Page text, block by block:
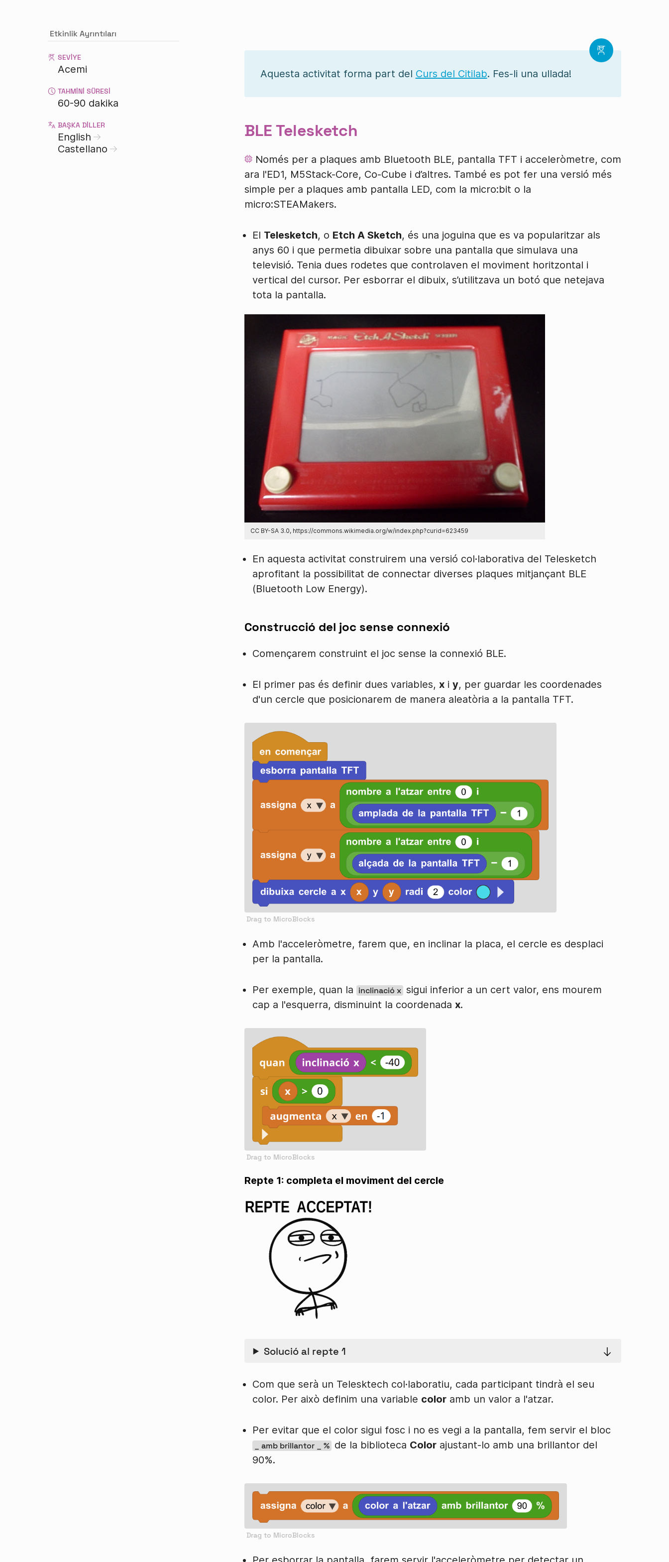
Etkinlik Ayrıntıları
SEVIYE
Acemi
TAHMINI SÜRESI
60-90 dakika
BAŞKA DILLER
English
Castellano
Aquesta activitat forma part del Curs del Citilab. Fes-li una ullada!
BLE Telesketch
Només per a plaques amb Bluetooth BLE, pantalla TFT i acceleròmetre, com
ara l'ED1, M5Stack-Core, Co-Cube i d’altres. També es pot fer una versió més
simple per a plaques amb pantalla LED, com la micro:bit o la
micro:STEAMakers.
El Telesketch, o Etch A Sketch, és una joguina que es va popularitzar als
anys 60 i que permetia dibuixar sobre una pantalla que simulava una
televisió. Tenia dues rodetes que controlaven el moviment horitzontal i
vertical del cursor. Per esborrar el dibuix, s’utilitzava un botó que netejava
tota la pantalla.
CC BY-SA 3.0, https://commons.wikimedia.org/w/index.php?curid=623459
En aquesta activitat construirem una versió col·laborativa del Telesketch
aprofitant la possibilitat de connectar diverses plaques mitjançant BLE
(Bluetooth Low Energy).
Construcció del joc sense connexió
Començarem construint el joc sense la connexió BLE.
El primer pas és definir dues variables, xi y, per guardar les coordenades
d'un cercle que posicionarem de manera aleatòria a la pantalla TFT.
Amb l'acceleròmetre, farem que, en inclinar la placa, el cercle es desplaci
per la pantalla.
Per exemple, quan la inclinació x sigui inferior a un cert valor, ens mourem
cap a l'esquerra, disminuint la coordenada x.
Repte 1: completa el moviment del cercle
Solució al repte 1
Com que serà un Telesktech col·laboratiu, cada participant tindrà el seu
color. Per això definim una variable coloramb un valor a l'atzar.
Per evitar que el color sigui fosc i no es vegi a la pantalla, fem servir el bloc
_ amb brillantor _ %de la biblioteca Colorajustant-lo amb una brillantor del
90%.